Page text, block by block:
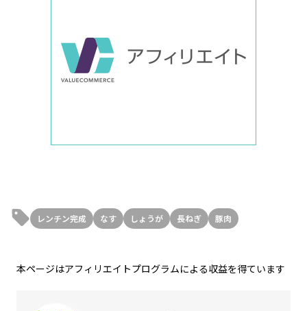
レンチン完成 なす しょうが 長ねぎ 豚肉
本ページはアフィリエイトプログラムによる収益を得ています